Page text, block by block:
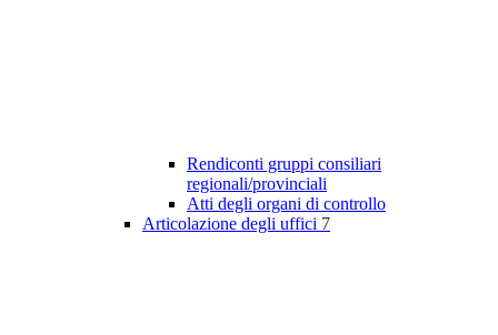
Rendiconti gruppi consiliari
regionali/provinciali
Atti degli organi di controllo
Articolazione degli uffici 7